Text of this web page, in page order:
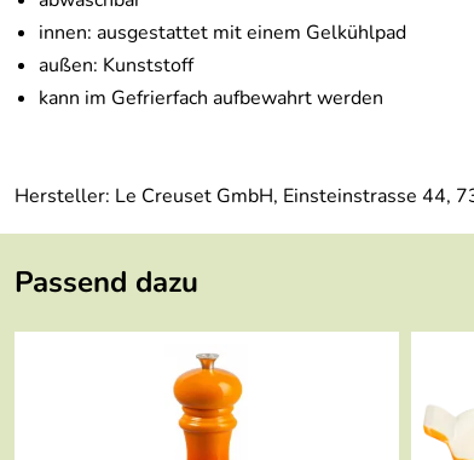
innen: ausgestattet mit einem Gelkühlpad
außen: Kunststoff
kann im Gefrierfach aufbewahrt werden
Hersteller: Le Creuset GmbH, Einsteinstrasse 44,
Passend dazu